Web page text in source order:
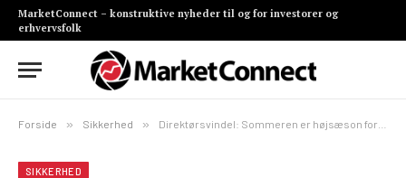
MarketConnect – konstruktive nyheder til og for investorer og
erhvervsfolk
Forside » Sikkerhed » Direktørsvindel: Sommeren er højsæson for ganske særlig type cyberangreb
SIKKERHED